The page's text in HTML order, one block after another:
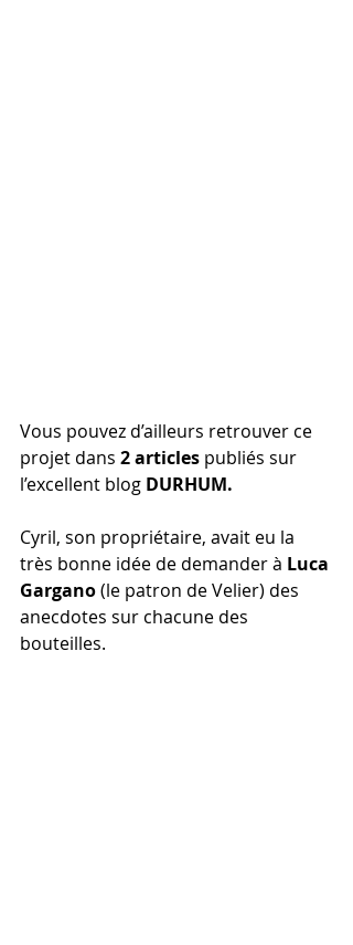
Vous pouvez d’ailleurs retrouver ce
projet dans 2 articles publiés sur
l’excellent blog DURHUM.
Cyril, son propriétaire, avait eu la
très bonne idée de demander à Luca
Gargano (le patron de Velier) des
anecdotes sur chacune des
bouteilles.